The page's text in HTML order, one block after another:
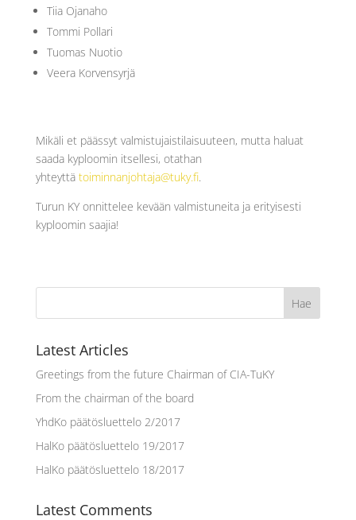
Tiia Ojanaho
Tommi Pollari
Tuomas Nuotio
Veera Korvensyrjä
Mikäli et päässyt valmistujaistilaisuuteen, mutta haluat
saada kyploomin itsellesi, otathan
yhteyttä toiminnanjohtaja@tuky.fi.
Turun KY onnittelee kevään valmistuneita ja erityisesti
kyploomin saajia!
Latest Articles
Greetings from the future Chairman of CIA-TuKY
From the chairman of the board
YhdKo päätösluettelo 2/2017
HalKo päätösluettelo 19/2017
HalKo päätösluettelo 18/2017
Latest Comments